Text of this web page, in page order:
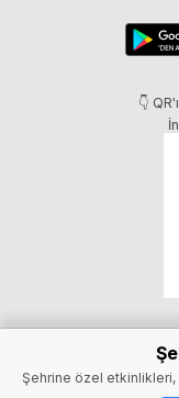
Şehrine özel etkinlikleri,
👇